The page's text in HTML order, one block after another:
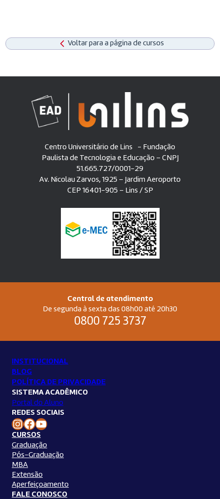
Voltar para a página de cursos
Centro Universitário de Lins - Fundação
Paulista de Tecnologia e Educação – CNPJ
51.665.727/0001-29
Av. Nicolau Zarvos, 1925 – Jardim Aeroporto
CEP 16401-905 – Lins / SP
Central de atendimento
De segunda à sexta das 08h00 até 20h30
0800 725 3737
INSTITUCIONAL
BLOG
POLÍTICA DE PRIVACIDADE
SISTEMA ACADÊMICO
Portal do Aluno
REDES SOCIAIS
Instagram Unilins Facebook Unilins Youtube Unilins
CURSOS
Graduação
Pós-Graduação
MBA
Extensão
Aperfeiçoamento
FALE CONOSCO